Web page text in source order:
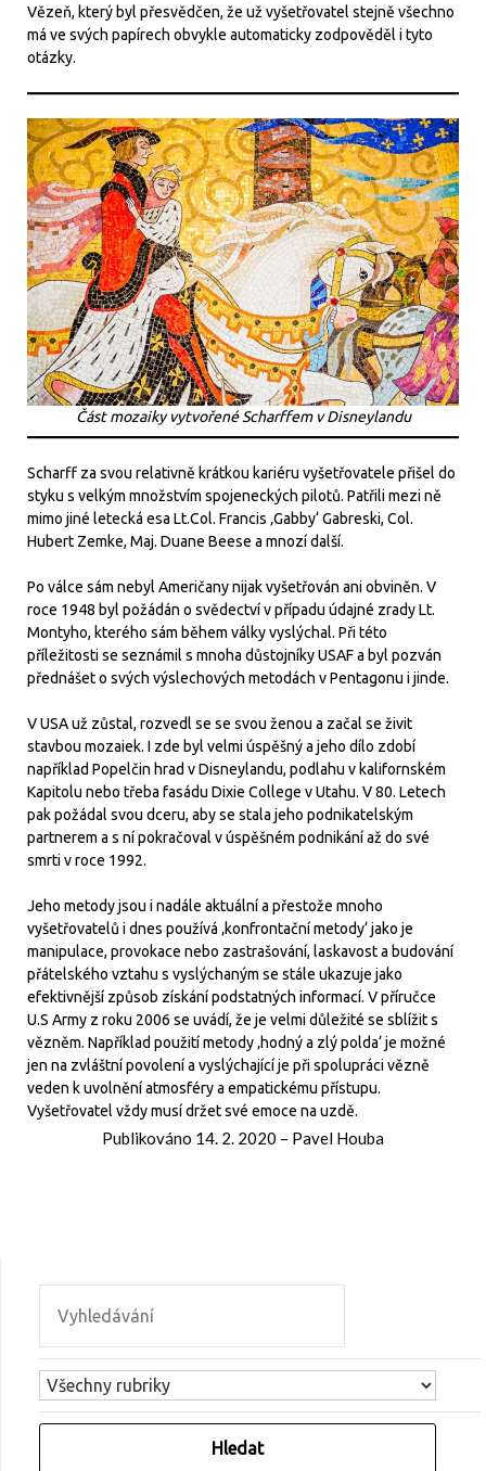
Vězeň, který byl přesvědčen, že už vyšetřovatel stejně všechno
má ve svých papírech obvykle automaticky zodpověděl i tyto
otázky.
Část mozaiky vytvořené Scharffem v Disneylandu
Scharff za svou relativně krátkou kariéru vyšetřovatele přišel do
styku s velkým množstvím spojeneckých pilotů. Patřili mezi ně
mimo jiné letecká esa Lt.Col. Francis ‚Gabby‘ Gabreski, Col.
Hubert Zemke, Maj. Duane Beese a mnozí další.
Po válce sám nebyl Američany nijak vyšetřován ani obviněn. V
roce 1948 byl požádán o svědectví v případu údajné zrady Lt.
Montyho, kterého sám během války vyslýchal. Při této
příležitosti se seznámil s mnoha důstojníky USAF a byl pozván
přednášet o svých výslechových metodách v Pentagonu i jinde.
V USA už zůstal, rozvedl se se svou ženou a začal se živit
stavbou mozaiek. I zde byl velmi úspěšný a jeho dílo zdobí
například Popelčin hrad v Disneylandu, podlahu v kalifornském
Kapitolu nebo třeba fasádu Dixie College v Utahu. V 80. Letech
pak požádal svou dceru, aby se stala jeho podnikatelským
partnerem a s ní pokračoval v úspěšném podnikání až do své
smrti v roce 1992.
Jeho metody jsou i nadále aktuální a přestože mnoho
vyšetřovatelů i dnes používá ‚konfrontační metody‘ jako je
manipulace, provokace nebo zastrašování, laskavost a budování
přátelského vztahu s vyslýchaným se stále ukazuje jako
efektivnější způsob získání podstatných informací. V příručce
U.S Army z roku 2006 se uvádí, že je velmi důležité se sblížit s
vězněm. Například použití metody ‚hodný a zlý polda‘ je možné
jen na zvláštní povolení a vyslýchající je při spolupráci vězně
veden k uvolnění atmosféry a empatickému přístupu.
Vyšetřovatel vždy musí držet své emoce na uzdě.
Publikováno 14. 2. 2020 – Pavel Houba